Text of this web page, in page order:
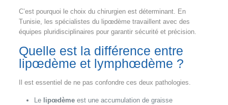
C’est pourquoi le choix du chirurgien est déterminant. En
Tunisie, les spécialistes du lipœdème travaillent avec des
équipes pluridisciplinaires pour garantir sécurité et précision.
Quelle est la différence entre
lipœdème et lymphœdème ?
Il est essentiel de ne pas confondre ces deux pathologies.
Le lipœdèmeest une accumulation de graisse